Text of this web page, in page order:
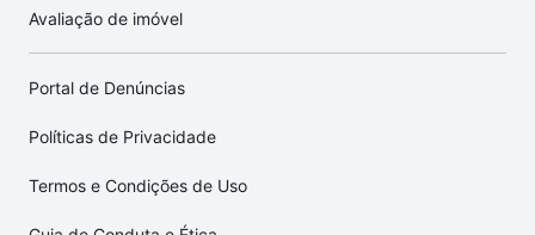
Avaliação de imóvel
Portal de Denúncias
Políticas de Privacidade
Termos e Condições de Uso